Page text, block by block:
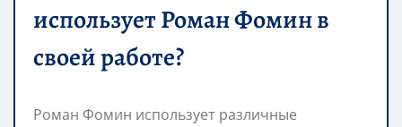
использует Роман Фомин в
своей работе?
Роман Фомин использует различные